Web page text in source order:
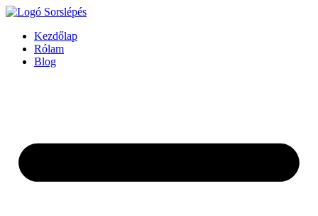
Ugrás
tartalomhozKezdőlap
Rólam
Blog